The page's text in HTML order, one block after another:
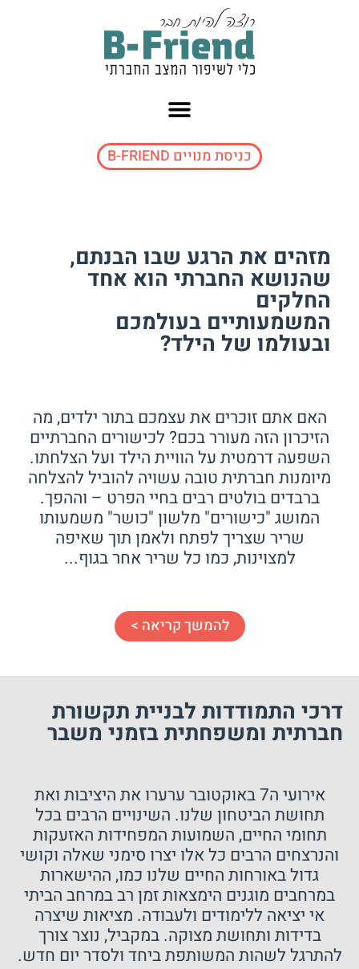
כניסת מנויים B-FRIEND
מזהים את הרגע שבו הבנתם,
שהנושא החברתי הוא אחד
החלקים
המשמעותיים בעולמכם
ובעולמו של הילד?
האם אתם זוכרים את עצמכם בתור ילדים, מה
הזיכרון הזה מעורר בכם? לכישורים החברתיים
השפעה דרמטית על הוויית הילד ועל הצלחתו.
מיומנות חברתית טובה עשויה להוביל להצלחה
ברבדים בולטים רבים בחיי הפרט – וההפך.
המושג "כישורים" מלשון "כושר" משמעותו
שריר שצריך לפתח ולאמן תוך שאיפה
למצוינות, כמו כל שריר אחר בגוף...
להמשך קריאה >
דרכי התמודדות לבניית תקשורת
חברתית ומשפחתית בזמני משבר
אירועי ה7 באוקטובר ערערו את היציבות ואת
תחושת הביטחון שלנו. השינויים הרבים בכל
תחומי החיים, השמועות המפחידות האזעקות
והנרצחים הרבים כל אלו יצרו סימני שאלה וקושי
גדול באורחות החיים שלנו כמו, ההישארות
במרחבים מוגנים הימצאות זמן רב במרחב הביתי
אי יציאה ללימודים ולעבודה. מציאות שיצרה
בדידות ותחושת מצוקה. במקביל, נוצר צורך
להתרגל לשהות המשותפת ביחד ולסדר יום חדש.